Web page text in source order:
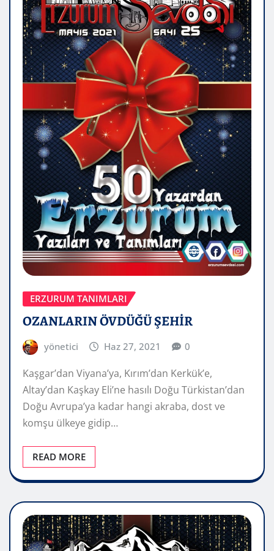
ERZURUM TANIMLARI
OZANLARIN ÖVDÜĞÜ ŞEHİR
yönetici Haz 27, 2021 0
Kaşgar’dan Viyana’ya, Kırım’dan Kerkük’e,
Altay’dan Kaşkay Eli’ne hasılı Doğu Türkistan’dan
Doğu Avrupa’ya kadar hangi akraba, dost ve
komşu ülkeye gidip…
READ MORE